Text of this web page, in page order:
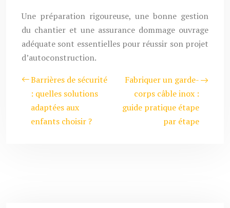
Une préparation rigoureuse, une bonne gestion
du chantier et une assurance dommage ouvrage
adéquate sont essentielles pour réussir son projet
d’autoconstruction.
Barrières de sécurité
: quelles solutions
adaptées aux
enfants choisir ?
Fabriquer un garde-
corps câble inox :
guide pratique étape
par étape